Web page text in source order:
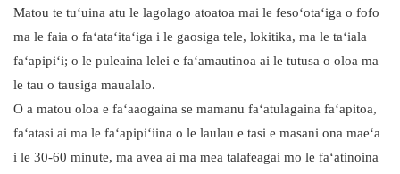
Matou te tuʻuina atu le lagolago atoatoa mai le fesoʻotaʻiga o fofo
ma le faia o faʻataʻitaʻiga i le gaosiga tele, lokitika, ma le taʻiala
faʻapipiʻi; o le puleaina lelei e faʻamautinoa ai le tutusa o oloa ma
le tau o tausiga maualalo.
O a matou oloa e faʻaaogaina se mamanu faʻatulagaina faʻapitoa,
faʻatasi ai ma le faʻapipiʻiina o le laulau e tasi e masani ona maeʻa
i le 30-60 minute, ma avea ai ma mea talafeagai mo le faʻatinoina